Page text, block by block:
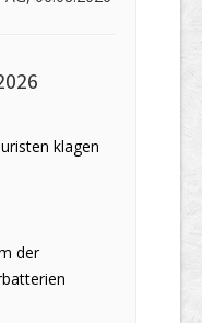
klagen
der